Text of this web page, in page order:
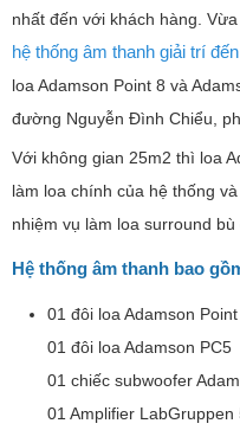
nhất đến với khách hàng.
hệ thống âm thanh giải trí
loa Adamson Point 8 và
đường Nguyễn Đình Chiểu,
Với không gian 25m2 thì loa
làm loa chính của hệ thống
nhiệm vụ làm loa surround
Hệ thống âm thanh bao
01 đôi loa Adamson Point
01 đôi loa Adamson PC5
01 chiếc subwoofer
01 Amplifier LabGruppen